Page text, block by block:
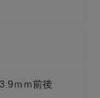
ｍｍ前後